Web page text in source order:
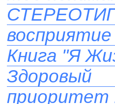
восприятие
Книга "Я
приоритет